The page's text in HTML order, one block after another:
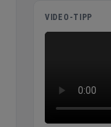
VIDEO-TIPP